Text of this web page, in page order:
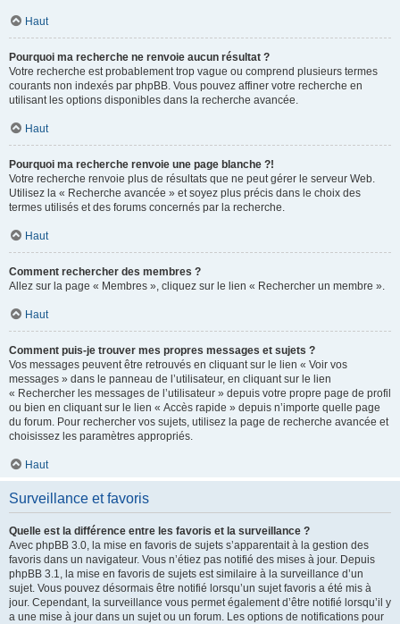
Haut
Pourquoi ma recherche ne renvoie aucun résultat ?
Votre recherche est probablement trop vague ou comprend plusieurs termes
courants non indexés par phpBB. Vous pouvez affiner votre recherche en
utilisant les options disponibles dans la recherche avancée.
Haut
Pourquoi ma recherche renvoie une page blanche ?!
Votre recherche renvoie plus de résultats que ne peut gérer le serveur Web.
Utilisez la « Recherche avancée » et soyez plus précis dans le choix des
termes utilisés et des forums concernés par la recherche.
Haut
Comment rechercher des membres ?
Allez sur la page « Membres », cliquez sur le lien « Rechercher un membre ».
Haut
Comment puis-je trouver mes propres messages et sujets ?
Vos messages peuvent être retrouvés en cliquant sur le lien « Voir vos
messages » dans le panneau de l’utilisateur, en cliquant sur le lien
« Rechercher les messages de l’utilisateur » depuis votre propre page de profil
ou bien en cliquant sur le lien « Accès rapide » depuis n’importe quelle page
du forum. Pour rechercher vos sujets, utilisez la page de recherche avancée et
choisissez les paramètres appropriés.
Haut
Surveillance et favoris
Quelle est la différence entre les favoris et la surveillance ?
Avec phpBB 3.0, la mise en favoris de sujets s’apparentait à la gestion des
favoris dans un navigateur. Vous n’étiez pas notifié des mises à jour. Depuis
phpBB 3.1, la mise en favoris de sujets est similaire à la surveillance d’un
sujet. Vous pouvez désormais être notifié lorsqu’un sujet favoris a été mis à
jour. Cependant, la surveillance vous permet également d’être notifié lorsqu’il y
a une mise à jour dans un sujet ou un forum. Les options de notifications pour